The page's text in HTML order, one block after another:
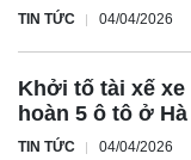
TIN TỨC 04/04/2026
Khởi tố tài xế
hoàn 5 ô tô ở
TIN TỨC 04/04/2026